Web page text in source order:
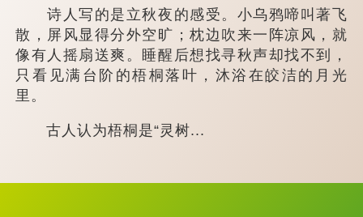
诗人写的是立秋夜的感受。小乌鸦啼叫著飞
散，屏风显得分外空旷；枕边吹来一阵凉风，就
像有人摇扇送爽。睡醒后想找寻秋声却找不到，
只看见满台阶的梧桐落叶，沐浴在皎洁的月光
里。
古人认为梧桐是“灵树...